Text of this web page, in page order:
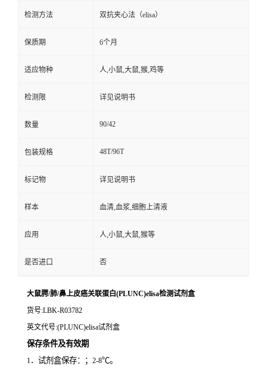
检测方法 双抗夹心法（elisa）
保质期 6个月
适应物种 人,小鼠,大鼠,猴,鸡等
检测限 详见说明书
数量 90/42
包装规格 48T/96T
标记物 详见说明书
样本 血清,血浆,细胞上清液
应用 人,小鼠,大鼠,猴等
是否进口 否
大鼠腭/肺/鼻上皮癌关联蛋白(PLUNC)elisa检测试剂盒
货号:LBK-R03782
英文代号:(PLUNC)elisa试剂盒
保存条件及有效期
1．试剂盒保存：； 2-8℃。